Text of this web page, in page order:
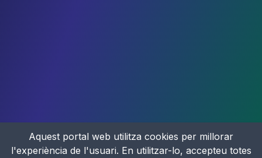
Aquest portal web utilitza cookies per millorar
l'experiència de l'usuari. En utilitzar-lo, accepteu totes